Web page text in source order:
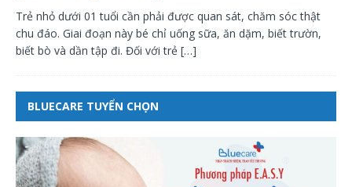
Trẻ nhỏ dưới 01 tuổi cần phải được quan sát, chăm sóc thật
chu đáo. Giai đoạn này bé chỉ uống sữa, ăn dặm, biết trườn,
biết bò và dần tập đi. Đối với trẻ […]
BLUECARE TUYỂN CHỌN